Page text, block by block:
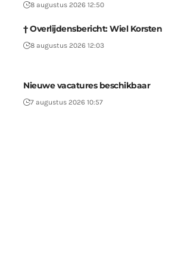
8 augustus 2026 12:50
† Overlijdensbericht: Wiel Korsten
8 augustus 2026 12:03
Nieuwe vacatures beschikbaar
7 augustus 2026 10:57